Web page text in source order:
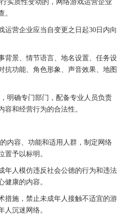
质性变动的，网络游戏运营企业
。
营企业应当自变更之日起30日内向
景、情节语言、地名设置、任务设
抗功能、角色形象、声音效果、地图
确专门部门，配备专业人员负责
和经营行为的合法性。
容、功能和适用人群，制定网络
予以标明。
人模仿违反社会公德的行为和违法
康的内容。
施，禁止未成年人接触不适宜的游
沉迷网络。